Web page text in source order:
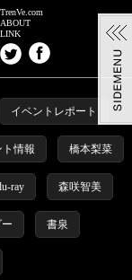
TrenVe.com
ABOUT
LINK
イベントレポート
ト情報 橋本梨菜
ray 森咲智美
書泉